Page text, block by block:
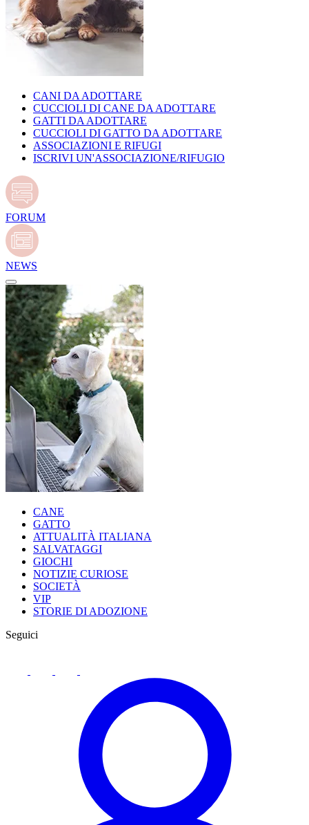
CANI DA ADOTTARE
CUCCIOLI DI CANE DA ADOTTARE
GATTI DA ADOTTARE
CUCCIOLI DI GATTO DA ADOTTARE
ASSOCIAZIONI E RIFUGI
ISCRIVI UN'ASSOCIAZIONE/RIFUGIO
FORUM
NEWS
CANE
GATTO
ATTUALITÀ ITALIANA
SALVATAGGI
GIOCHI
NOTIZIE CURIOSE
SOCIETÀ
VIP
STORIE DI ADOZIONE
Seguici